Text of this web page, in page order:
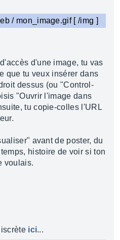
/ mon_image.gif [ /img ]
d'une image, tu vas
que tu veux insérer dans
dessus (ou "Control-
"Ouvrir l'image dans
tu copie-colles l'URL
avant de poster, du
histoire de voir si ton
voulais.
ici...